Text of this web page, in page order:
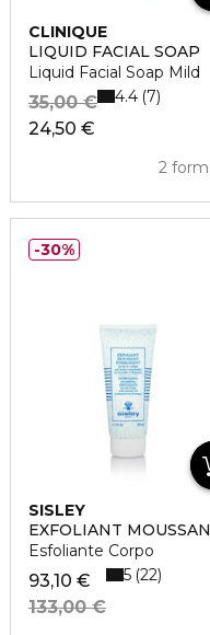
CLINIQUE
LIQUID FACIAL SOAP
Liquid Facial Soap Mild
24,50 €
35,00 €
2
4.4 7
SISLEY
EXFOLIANT
Esfoliante Corpo
93,10 €
133,00 €
5 22
30%